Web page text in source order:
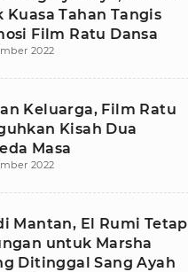
Kuasa Tahan Tangis
Film Ratu Dansa
2022
Keluarga, Film Ratu
Kisah Dua
Masa
2022
Mantan, El Rumi Tetap
untuk Marsha
Ditinggal Sang Ayah